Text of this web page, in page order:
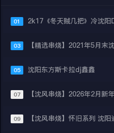
01 2k17《冬天贼几把》冷沈阳
03 【精选串烧】2021年5月末
05 沈阳东方斯卡拉dj鑫鑫
07 【沈风串烧】2026年2月新
09